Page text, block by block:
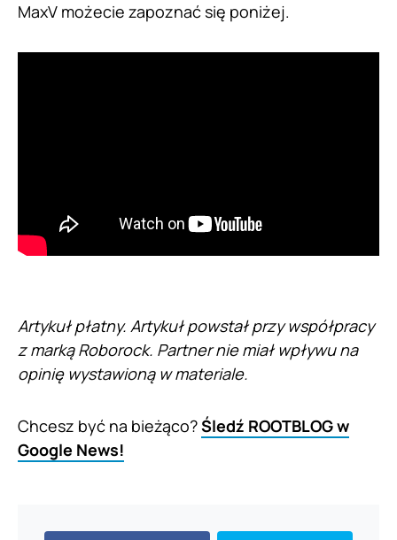
MaxV możecie zapoznać się poniżej.
Artykuł płatny. Artykuł powstał przy współpracy
z marką Roborock. Partner nie miał wpływu na
opinię wystawioną w materiale.
Chcesz być na bieżąco?Śledź ROOTBLOG w
Google News!